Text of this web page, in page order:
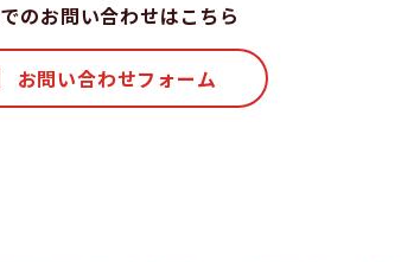
のお問い合わせはこちら
お問い合わせフォーム